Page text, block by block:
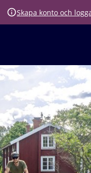
Skapa konto och